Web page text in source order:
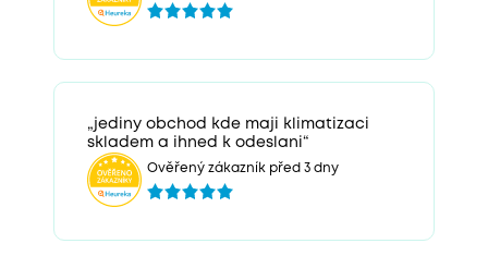
„jediny obchod kde maji klimatizaci
skladem a ihned k odeslani“
Ověřený zákazník před 3 dny